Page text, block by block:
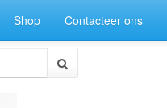
Shop Contacteer ons